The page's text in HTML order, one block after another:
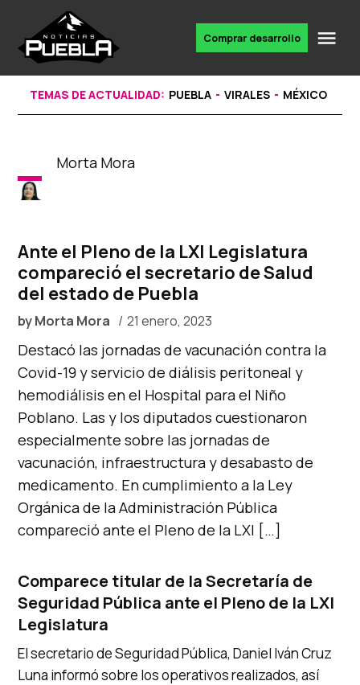
content
noticias
Comprar desarrollo
TEMAS DE ACTUALIDAD: PUEBLA VIRALES MÉXICO
Morta Mora
Ante el Pleno de la LXI Legislatura
compareció el secretario de Salud
del estado de Puebla
byMorta Mora 21 enero, 2023
Destacó las jornadas de vacunación contra la
Covid-19 y servicio de diálisis peritoneal y
hemodiálisis en el Hospital para el Niño
Poblano. Las y los diputados cuestionaron
especialmente sobre las jornadas de
vacunación, infraestructura y desabasto de
medicamento. En cumplimiento a la Ley
Orgánica de la Administración Pública
compareció ante el Pleno de la LXI […]
Comparece titular de la Secretaría de
Seguridad Pública ante el Pleno de la LXI
Legislatura
El secretario de Seguridad Pública, Daniel Iván Cruz
Luna informó sobre los operativos realizados, así